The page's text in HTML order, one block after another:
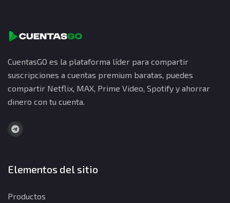
CuentasGO es la plataforma líder para compartir
suscripciones a cuentas premium baratas, puedes
compartir Netflix, MAX, Prime Video, Spotify y ahorrar
dinero con tu cuenta.
Elementos del sitio
Productos